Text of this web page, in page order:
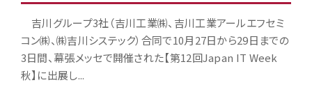
吉川グループ3社（吉川工業㈱、吉川工業アールエフセミ
コン㈱、㈱吉川システック）合同で10月27日から29日までの
3日間、幕張メッセで開催された【第12回Japan IT Week
秋】に出展し...